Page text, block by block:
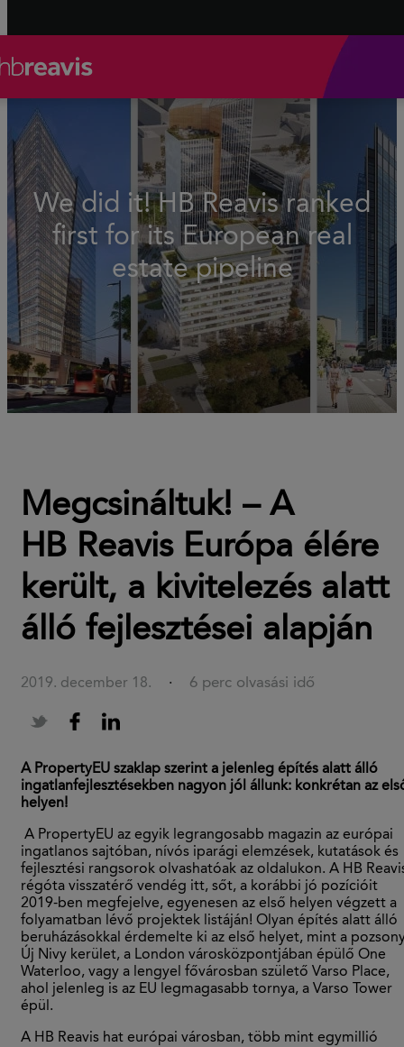
We did it! HB Reavis ranked
first for its European real
estate pipeline
Megcsináltuk! – A
HB Reavis Európa élére
került, a kivitelezés alatt
álló fejlesztései alapján
2019. december 18. · 6 perc olvasási idő
A PropertyEU szaklap szerint a jelenleg építés alatt álló
ingatlanfejlesztésekben nagyon jól állunk: konkrétan az
helyen!
A PropertyEU az egyik legrangosabb magazin az európai
ingatlanos sajtóban, nívós iparági elemzések, kutatások és
fejlesztési rangsorok olvashatóak az oldalukon. A HB
régóta visszatérő vendég itt, sőt, a korábbi jó pozícióit
2019-ben megfejelve, egyenesen az első helyen végzett a
folyamatban lévő projektek listáján! Olyan építés alatt álló
beruházásokkal érdemelte ki az első helyet, mint a
Új Nivy kerület, a London városközpontjában épülő One
Waterloo, vagy a lengyel fővárosban születő Varso Place,
ahol jelenleg is az EU legmagasabb tornya, a Varso Tower
épül.
A HB Reavis hat európai városban, több mint egymillió